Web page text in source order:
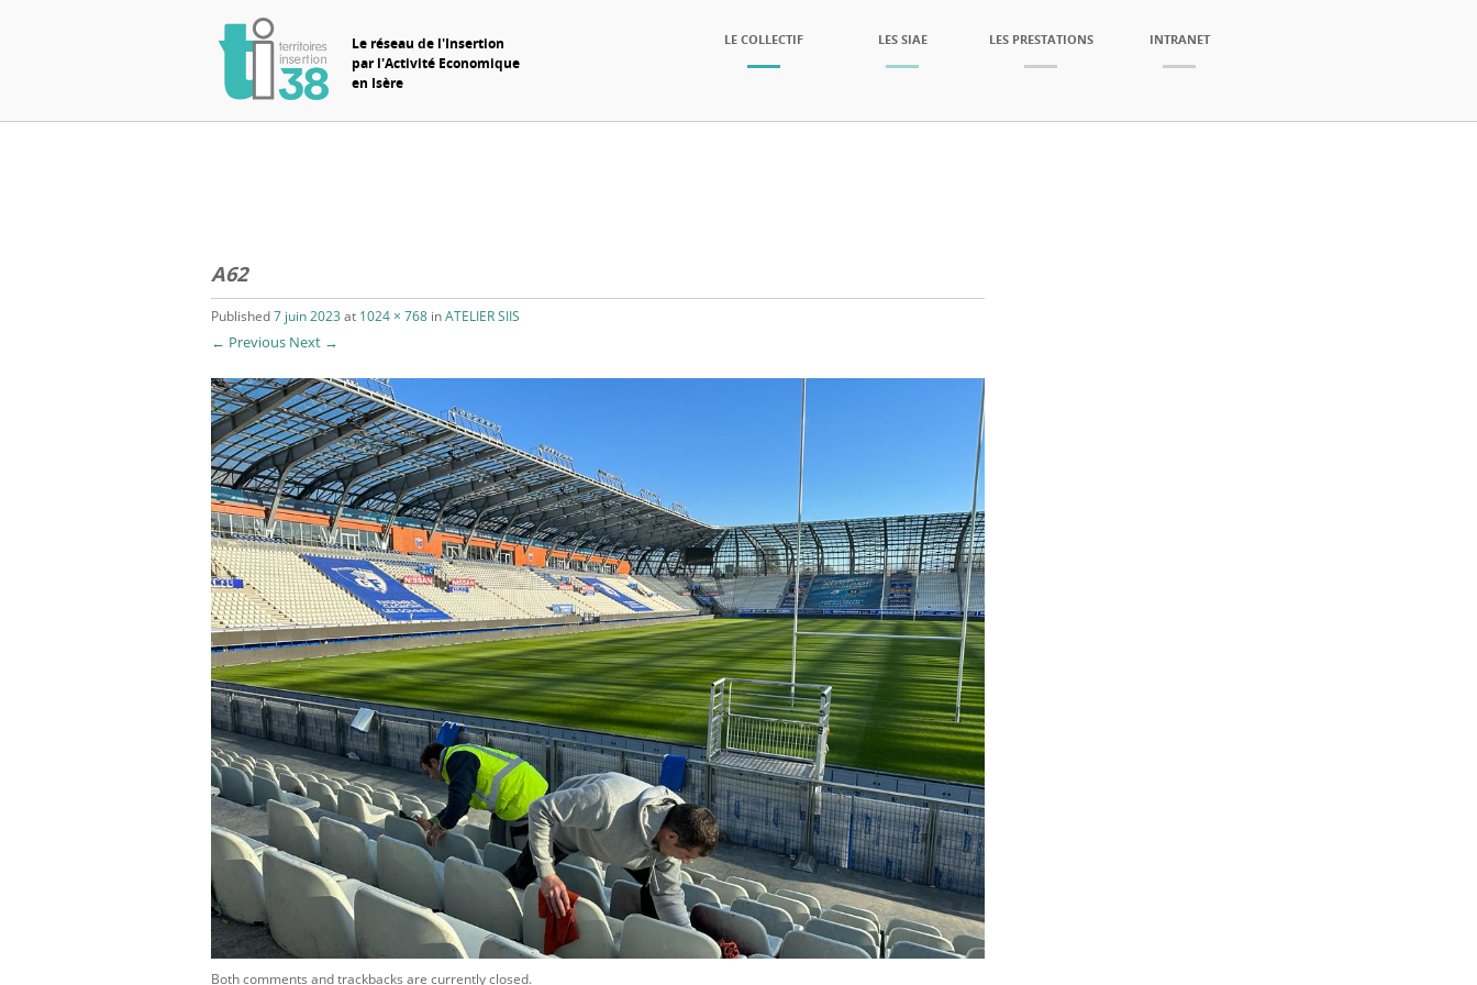
Le réseau de l'Insertion
par l'Activité Economique
en Isère
LE COLLECTIF LES SIAE LES PRESTATIONS INTRANET
A62
Published7 juin 2023 at 1024 × 768 inATELIER SIIS
← Previous Next →
Both comments and trackbacks are currently closed.